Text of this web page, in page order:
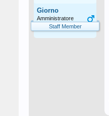
Giorno
Amministratore
Staff Member